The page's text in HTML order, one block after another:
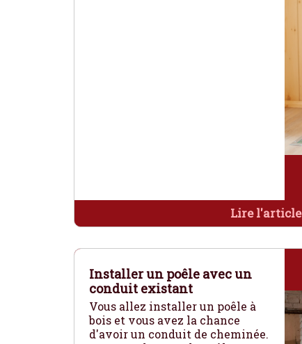
Lire l'article
Installer un poêle avec un
conduit existant
Vous allez installer un poêle à
bois et vous avez la chance
d'avoir un conduit de cheminée.